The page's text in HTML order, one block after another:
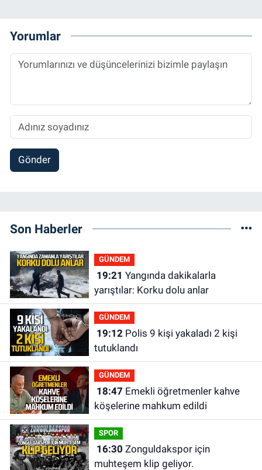
Yorumlar
Gönder
Son Haberler
GÜNDEM
19:21
yarıştılar: Korku dolu anlar
GÜNDEM
19:12Polis 9 kişi yakaladı 2 kişi
tutuklandı
GÜNDEM
18:47
köşelerine mahkum edildi
SPOR
16:30
muhteşem klip geliyor.